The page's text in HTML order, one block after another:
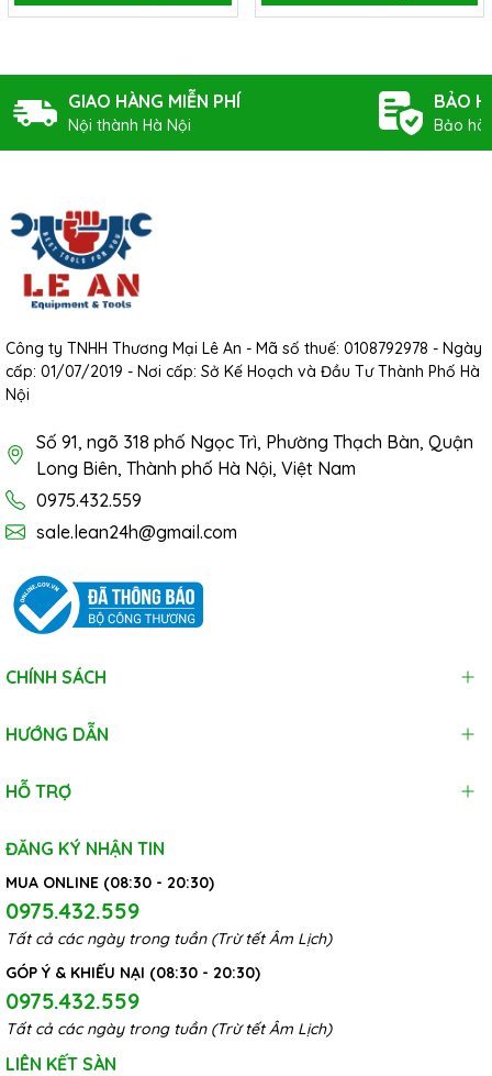
GIAO HÀNG MIỄN PHÍ
Nội thành Hà Nội
BẢO
Bảo
Công ty TNHH Thương Mại Lê An - Mã số thuế: 0108792978 - Ngày
cấp: 01/07/2019 - Nơi cấp: Sở Kế Hoạch và Đầu Tư Thành Phố Hà
Nội
Số 91, ngõ 318 phố Ngọc Trì, Phường Thạch Bàn, Quận
Long Biên, Thành phố Hà Nội, Việt Nam
0975.432.559
sale.lean24h@gmail.com
CHÍNH SÁCH
HƯỚNG DẪN
HỖ TRỢ
ĐĂNG KÝ NHẬN TIN
MUA ONLINE (08:30 - 20:30)
0975.432.559
Tất cả các ngày trong tuần (Trừ tết Âm Lịch)
GÓP Ý & KHIẾU NẠI (08:30 - 20:30)
0975.432.559
Tất cả các ngày trong tuần (Trừ tết Âm Lịch)
LIÊN KẾT SÀN